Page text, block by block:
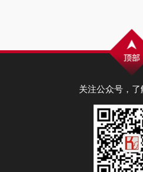
关注公众号，